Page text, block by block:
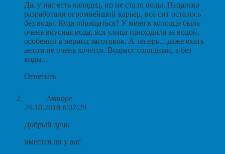
Да, у нас есть колодец, но не стало воды. Недалеко
разработали огромнейший карьер, всё снт осталось
без воды. Куда обращаться? У меня в колодце была
очень вкусная вода, вся улица приходила за водой,
особенно в период заготовок. А теперь... даже ехать
летом не очень хочется. Возраст солидный, а без
воды...
Ответить
Акторе
24.10.2018 в 07:29
Добрый день
имеется ли у вас